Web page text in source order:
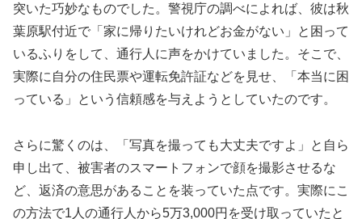
突いた巧妙なものでした。警視庁の調べによれば、彼は秋
葉原駅付近で「家に帰りたいけれどお金がない」と困って
いるふりをして、通行人に声をかけていました。そこで、
実際に自分の住民票や運転免許証などを見せ、「本当に困
っている」という信頼感を与えようとしていたのです。
さらに驚くのは、「写真を撮っても大丈夫ですよ」と自ら
申し出て、被害者のスマートフォンで顔を撮影させるな
ど、返済の意思があることを装っていた点です。実際にこ
の方法で1人の通行人から5万3,000円を受け取っていたと